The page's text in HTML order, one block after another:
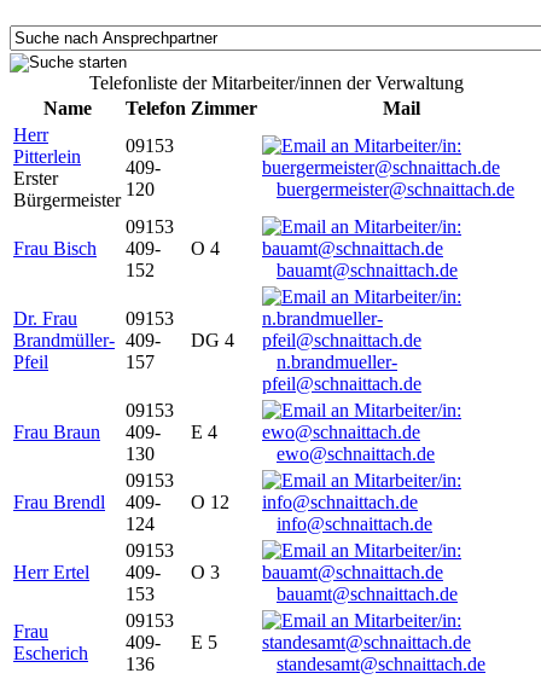
Telefonliste der Mitarbeiter/innen der Verwaltung
Name
Telefon Zimmer
Mail
Herr
Pitterlein
Erster
Bürgermeister
09153
409-
120
buergermeister@schnaittach.de
Frau Bisch
09153
409-
152
O 4
bauamt@schnaittach.de
Dr. Frau
Brandmüller-
Pfeil
09153
409-
157
DG 4
n.brandmueller-
pfeil@schnaittach.de
Frau Braun
09153
409-
130
E 4
ewo@schnaittach.de
Frau Brendl
09153
409-
124
O 12
info@schnaittach.de
Herr Ertel
09153
409-
153
O 3
bauamt@schnaittach.de
Frau
Escherich
09153
409-
136
E 5
standesamt@schnaittach.de